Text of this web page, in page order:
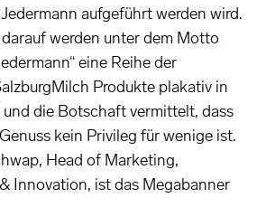
aufgeführt werden wird.
werden unter dem Motto
eine Reihe der
Produkte plakativ in
und die Botschaft vermittelt, dass
kein Privileg für wenige ist.
Head of Marketing,
Innovation, ist das Megabanner